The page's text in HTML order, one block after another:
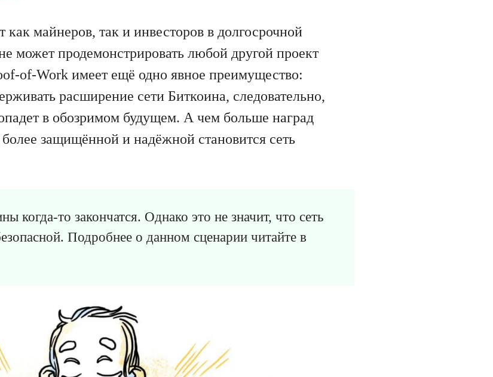
как майнеров, так и инвесторов в долгосрочной
может продемонстрировать любой другой проект
of-Work имеет ещё одно явное преимущество:
расширение сети Биткоина, следовательно,
в обозримом будущем. А чем больше наград
защищённой и надёжной становится сеть
когда-то закончатся. Однако это не значит, что сеть
Подробнее о данном сценарии читайте в